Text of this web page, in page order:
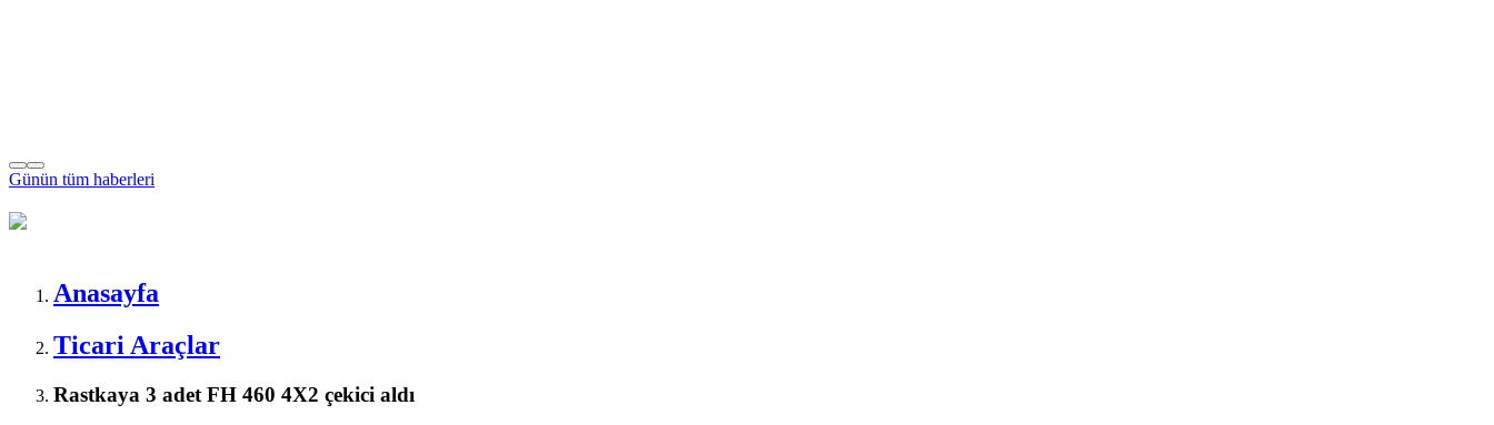
Günün tüm haberleri
Anasayfa
Ticari Araçlar
Rastkaya 3 adet FH 460 4X2 çekici aldı